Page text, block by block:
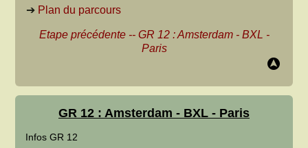
GR 12 : Amsterdam - BXL - Paris
Infos GR 12
➔ Plan du parcours
Etape précédente-- GR 12 : Amsterdam - BXL -
Paris